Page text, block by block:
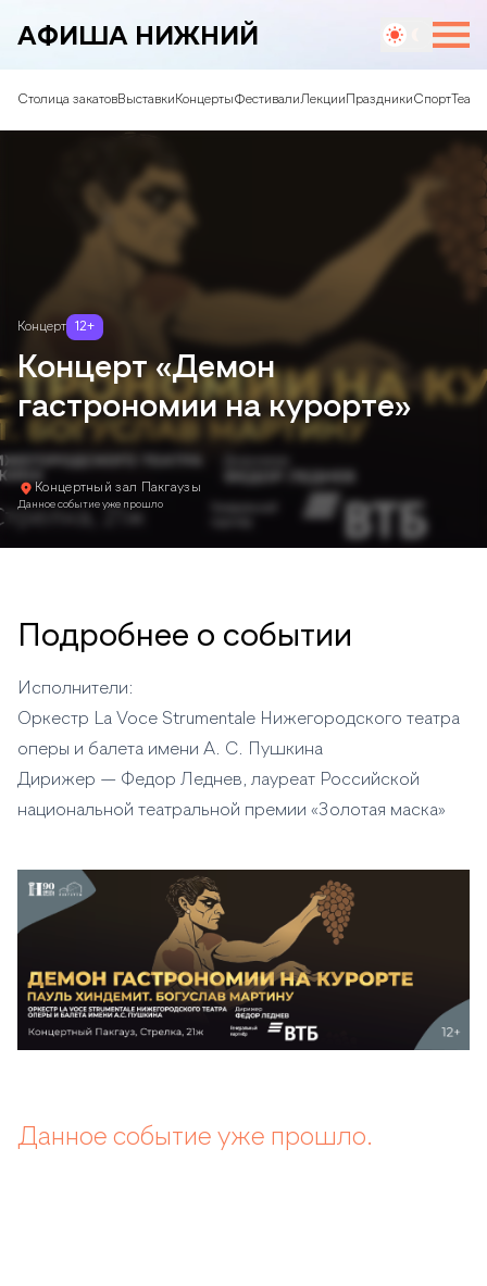
АФИША НИЖНИЙ
Столица закатовВыставкиКонцертыФестивалиЛекции ПраздникиСпорт
Концерт 12+
Концерт «Демон
гастрономии на курорте»
Концертный зал Пакгаузы
Данное событие уже прошло
Подробнее о событии
Исполнители:
Оркестр La Voce Strumentale Нижегородского театра
оперы и балета имени А. С. Пушкина
Дирижер — Федор Леднев, лауреат Российской
национальной театральной премии «Золотая маска»
Данное событие уже прошло.